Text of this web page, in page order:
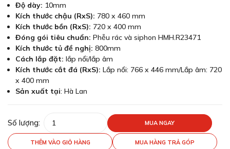
Độ dày: 10mm
Kích thước chậu (RxS): 780 x 460 mm
Kích thước bồn (RxS): 720 x 400 mm
Đóng gói tiêu chuẩn: Phễu rác và siphon HMH.R23471
Kích thước tủ đề nghị: 800mm
Cách lắp đặt: lắp nổi/lắp âm
Kích thước cắt đá (RxS): Lắp nổi: 766 x 446 mm/Lắp âm: 720
x 400 mm
Sản xuất tại: Hà Lan
Số lượng: MUA NGAY
THÊM VÀO GIỎ HÀNG MUA HÀNG TRẢ GÓP